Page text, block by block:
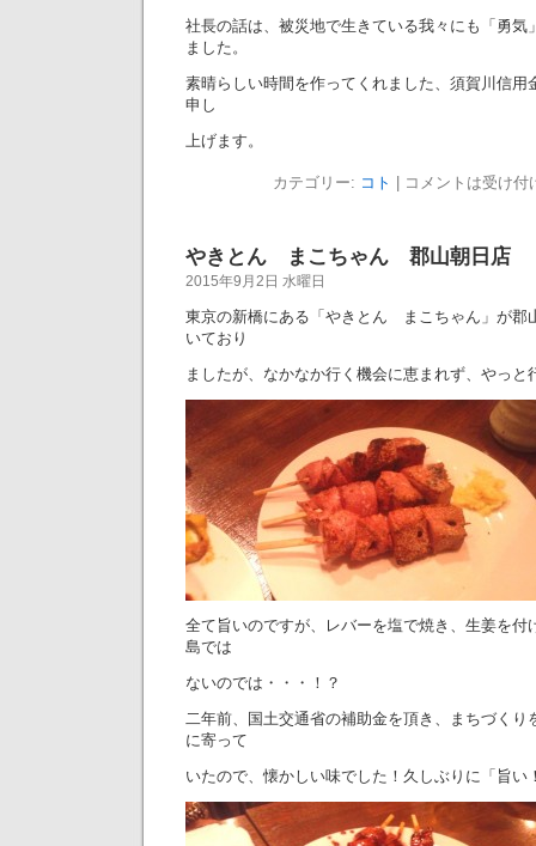
社長の話は、被災地で生きている我々にも「勇気
ました。
素晴らしい時間を作ってくれました、須賀川信用
申し
上げます。
カテゴリー: コト コメントは受け付
やきとん まこちゃん 郡山朝日店
2015年9月2日 水曜日
東京の新橋にある「やきとん まこちゃん」が郡
いており
ましたが、なかなか行く機会に恵まれず、やっと
全て旨いのですが、レバーを塩で焼き、生姜を付
島では
ないのでは・・・！？
二年前、国土交通省の補助金を頂き、まちづくり
に寄って
いたので、懐かしい味でした！久しぶりに「旨い